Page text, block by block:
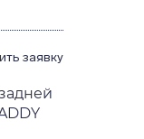
заявку